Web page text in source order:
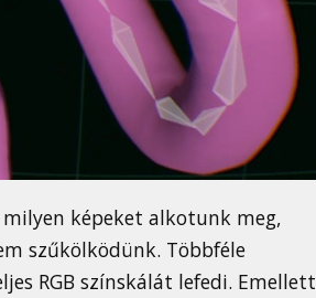
képeket alkotunk meg,
szűkölködünk. Többféle
RGB színskálát lefedi. Emellett